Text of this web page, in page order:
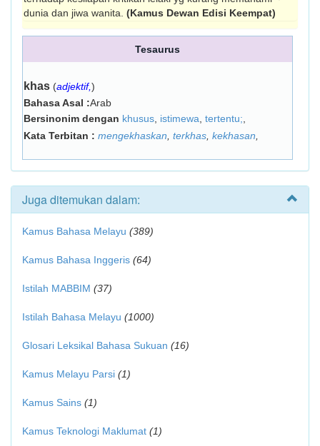
dunia dan jiwa wanita. (Kamus Dewan Edisi Keempat)
Tesaurus
khas (adjektif,)
Bahasa Asal :Arab
Bersinonim dengan khusus istimewa tertentu;
Kata Terbitan : mengekhaskan terkhas kekhasan
Juga ditemukan dalam:
Kamus Bahasa Melayu (389)
Kamus Bahasa Inggeris (64)
Istilah MABBIM (37)
Istilah Bahasa Melayu (1000)
Glosari Leksikal Bahasa Sukuan (16)
Kamus Melayu Parsi (1)
Kamus Sains (1)
Kamus Teknologi Maklumat (1)